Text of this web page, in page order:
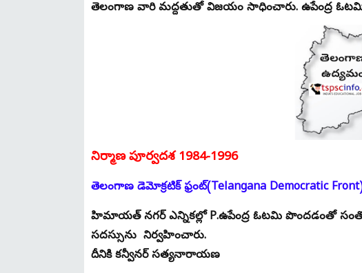
తెలంగాణ వారి మద్దతుతో విజయం సాధించారు. ఉపేంద్ర
నిర్మాణ పూర్వదశ 1984-1996
తెలంగాణ డెమోక్రటిక్ ఫ్రంట్(Telangana Democratic
హిమాయత్ నగర్ ఎన్నికల్లో P.ఉపేంద్ర ఓటమి పొందడంతో
సదస్సును నిర్వహించారు.
దీనికి కన్వీనర్ సత్యనారాయణ